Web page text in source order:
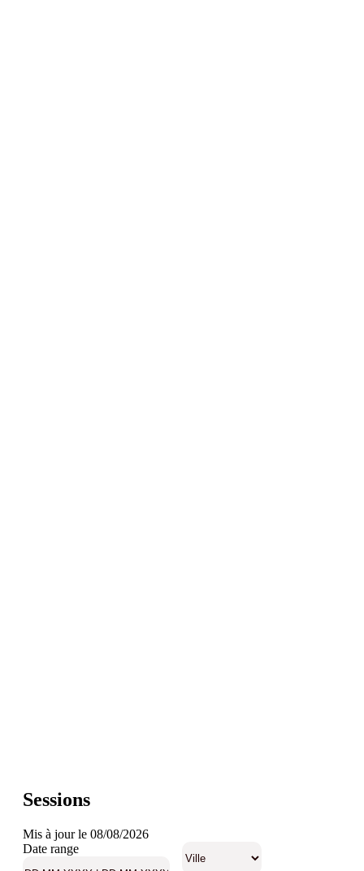
Sessions
Mis à jour le 08/08/2026
Date range